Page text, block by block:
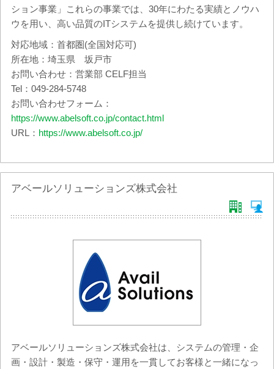
ション事業」これらの事業では、30年にわたる実績とノウハ
ウを用い、高い品質のITシステムを提供し続けています。
対応地域：首都圏(全国対応可)
所在地：埼玉県 坂戸市
お問い合わせ：営業部 CELF担当
Tel：049-284-5748
お問い合わせフォーム：
https://www.abelsoft.co.jp/contact.html
URL： https://www.abelsoft.co.jp/
アベールソリューションズ株式会社
アベールソリューションズ株式会社は、システムの管理・企
画・設計・製造・保守・運用を一貫してお客様と一緒になっ